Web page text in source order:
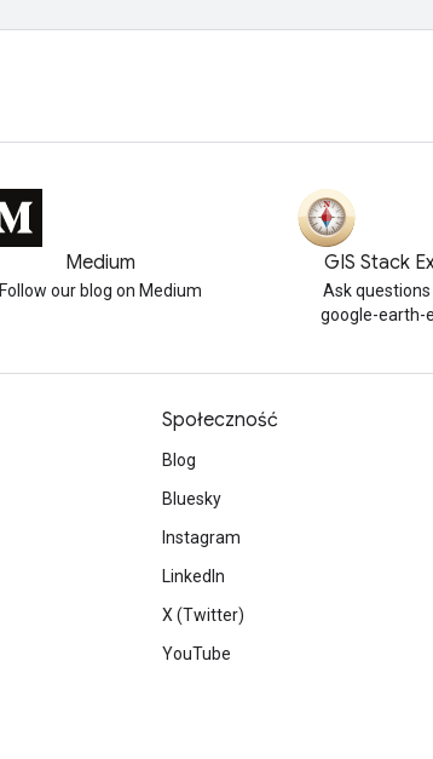
Medium
Follow our blog on Medium
GIS Stack
Ask
google-earth-
Społeczność
Blog
Bluesky
Instagram
LinkedIn
X (Twitter)
YouTube